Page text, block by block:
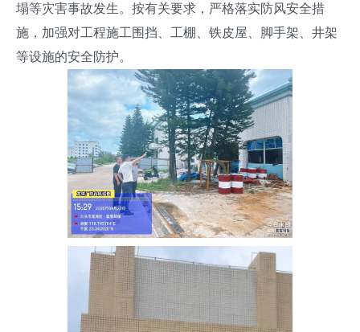
塌等灾害事故发生。按有关要求，严格落实防风安全措
施，加强对工程施工围挡、工棚、铁皮屋、脚手架、井架
等设施的安全防护。